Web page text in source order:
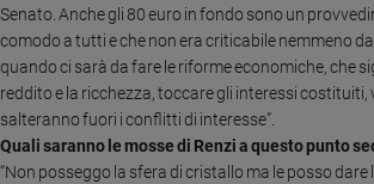
Bioetica
Vai
Senato. Anche gli 80 euro in fondo sono un
comodo a tutti e che non era criticabile nemmeno
quando ci sarà da fare le riforme economiche, che
reddito e la ricchezza, toccare gli interessi costituiti,
salteranno fuori i conflitti di interesse”.
Quali saranno le mosse di Renzi a questo punto
“Non posseggo la sfera di cristallo ma le posso